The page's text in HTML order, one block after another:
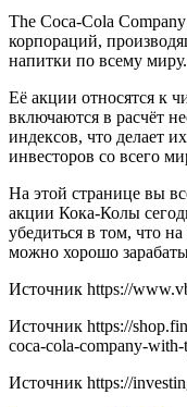
The Coca-Cola
корпораций,
напитки по всему миру.
Её акции относятся к
включаются в расчёт
индексов, что делает
инвесторов со всего
На этой странице вы
акции Кока-Колы
убедиться в том, что
можно хорошо
Источник https://
Источник https://
coca-cola-company-with-
Источник https://